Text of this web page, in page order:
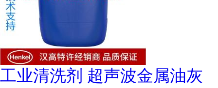
工业清洗剂 超声波金属油灰